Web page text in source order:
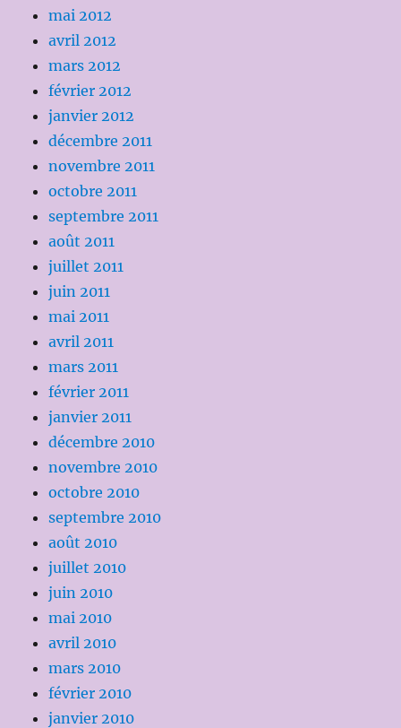
mai 2012
avril 2012
mars 2012
février 2012
janvier 2012
décembre 2011
novembre 2011
octobre 2011
septembre 2011
août 2011
juillet 2011
juin 2011
mai 2011
avril 2011
mars 2011
février 2011
janvier 2011
décembre 2010
novembre 2010
octobre 2010
septembre 2010
août 2010
juillet 2010
juin 2010
mai 2010
avril 2010
mars 2010
février 2010
janvier 2010